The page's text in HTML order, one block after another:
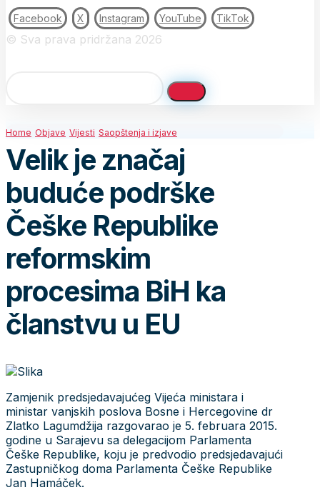
Facebook X Instagram YouTube TikTok
© Sva prava pridržana 2026
Home Objave Vijesti Saopštenja i izjave
Velik je značaj
buduće podrške
Češke Republike
reformskim
procesima BiH ka
članstvu u EU
Zamjenik predsjedavajućeg Vijeća ministara i
ministar vanjskih poslova Bosne i Hercegovine dr
Zlatko Lagumdžija razgovarao je 5. februara 2015.
godine u Sarajevu sa delegacijom Parlamenta
Češke Republike, koju je predvodio predsjedavajući
Zastupničkog doma Parlamenta Češke Republike
Jan Hamáček.